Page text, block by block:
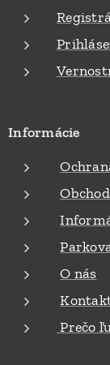
Informácie
O nás
Prečo